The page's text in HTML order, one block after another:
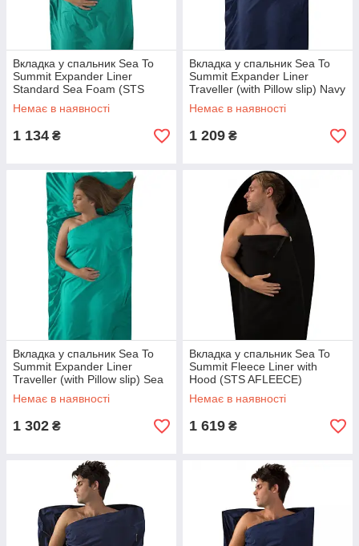
Вкладка у спальник Sea To
Summit Expander Liner
Standard Sea Foam (STS
AEXPSTDSF)
Немає в наявності
1 134 ₴
Вкладка у спальник Sea To
Summit Expander Liner
Traveller (with Pillow slip) Navy
Blue (STS AEXPYHANB)
Немає в наявності
1 209 ₴
Вкладка у спальник Sea To
Summit Expander Liner
Traveller (with Pillow slip) Sea
Foam (STS AEXPYHASF)
Немає в наявності
1 302 ₴
Вкладка у спальник Sea To
Summit Fleece Liner with
Hood (STS AFLEECE)
Немає в наявності
1 619 ₴